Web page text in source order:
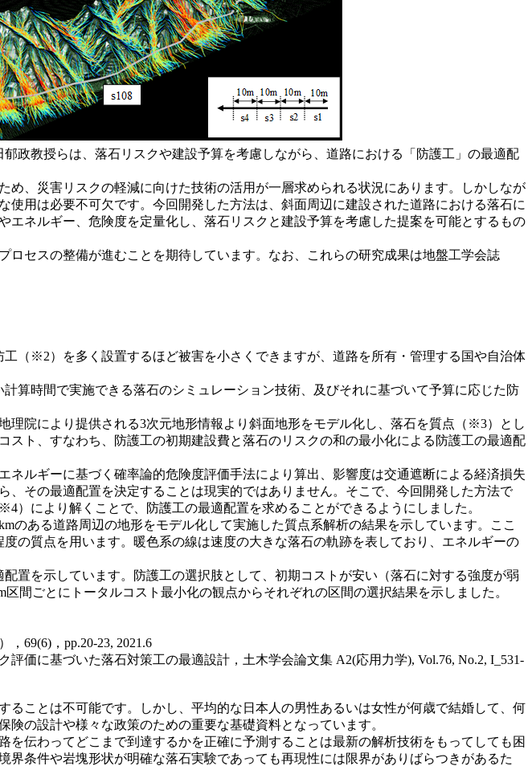
政教授らは、落石リスクや建設予算を考慮しながら、道路における「防護工」の最適配
、災害リスクの軽減に向けた技術の活用が一層求められる状況にあります。しかしなが
用は必要不可欠です。今回開発した方法は、斜面周辺に建設された道路における落石に
ネルギー、危険度を定量化し、落石リスクと建設予算を考慮した提案を可能とするもの
セスの整備が進むことを期待しています。なお、これらの研究成果は地盤工学会誌
（※2）を多く設置するほど被害を小さくできますが、道路を所有・管理する国や自治体
算時間で実施できる落石のシミュレーション技術、及びそれに基づいて予算に応じた防
院により提供される3次元地形情報より斜面地形をモデル化し、落石を質点（※3）とし
ト、すなわち、防護工の初期建設費と落石のリスクの和の最小化による防護工の最適配
ルギーに基づく確率論的危険度評価手法により算出、影響度は交通遮断による経済損失
その最適配置を決定することは現実的ではありません。そこで、今回開発した方法で
により解くことで、防護工の最適配置を求めることができるようにしました。
ある道路周辺の地形をモデル化して実施した質点系解析の結果を示しています。ここ
の質点を用います。暖色系の線は速度の大きな落石の軌跡を表しており、エネルギーの
置を示しています。防護工の選択肢として、初期コストが安い（落石に対する強度が弱
間ごとにトータルコスト最小化の観点からそれぞれの区間の選択結果を示しました。
69(6)，pp.20-23, 2021.6
価に基づいた落石対策工の最適設計，土木学会論文集 A2(応用力学), Vol.76, No.2, I_531-
ことは不可能です。しかし、平均的な日本人の男性あるいは女性が何歳で結婚して、何
の設計や様々な政策のための重要な基礎資料となっています。
伝わってどこまで到達するかを正確に予測することは最新の解析技術をもってしても困
条件や岩塊形状が明確な落石実験であっても再現性には限界がありばらつきがあるた